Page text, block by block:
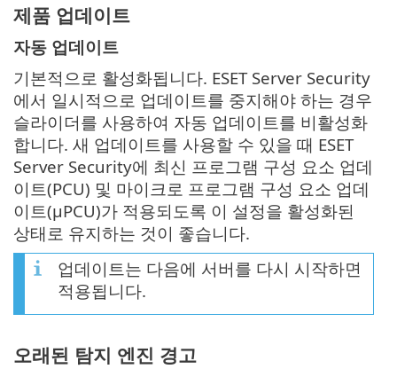
제품 업데이트
자동 업데이트
기본적으로 활성화됩니다. ESET Server Security
에서 일시적으로 업데이트를 중지해야 하는 경우
슬라이더를 사용하여 자동 업데이트를 비활성화
합니다. 새 업데이트를 사용할 수 있을 때 ESET
Server Security에 최신 프로그램 구성 요소 업데
이트(PCU) 및 마이크로 프로그램 구성 요소 업데
이트(μPCU)가 적용되도록 이 설정을 활성화된
상태로 유지하는 것이 좋습니다.
업데이트는 다음에 서버를 다시 시작하면
적용됩니다.
오래된 탐지 엔진 경고